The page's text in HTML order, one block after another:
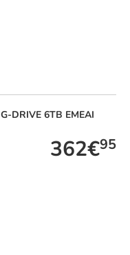
G-DRIVE 6TB EMEAI
362€95